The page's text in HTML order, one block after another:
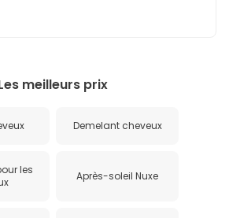
meilleurs prix
Demelant cheveux
les
Après-soleil Nuxe